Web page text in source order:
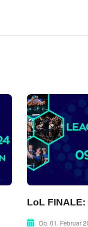
LoL FINALE:
Do. 01. Februar